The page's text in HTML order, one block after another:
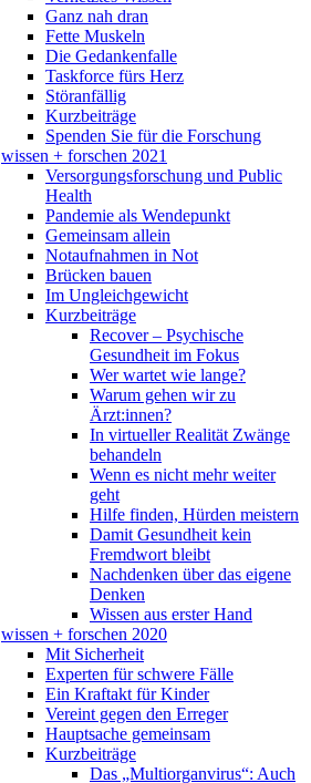
Ganz nah dran
Fette Muskeln
Die Gedankenfalle
Taskforce fürs Herz
Störanfällig
Kurzbeiträge
Spenden Sie für die Forschung
wissen + forschen 2021
Versorgungsforschung und Public
Health
Pandemie als Wendepunkt
Gemeinsam allein
Notaufnahmen in Not
Brücken bauen
Im Ungleichgewicht
Kurzbeiträge
Recover – Psychische
Gesundheit im Fokus
Wer wartet wie lange?
Warum gehen wir zu
Ärzt:innen?
In virtueller Realität Zwänge
behandeln
Wenn es nicht mehr weiter
geht
Hilfe finden, Hürden meistern
Damit Gesundheit kein
Fremdwort bleibt
Nachdenken über das eigene
Denken
Wissen aus erster Hand
wissen + forschen 2020
Mit Sicherheit
Experten für schwere Fälle
Ein Kraftakt für Kinder
Vereint gegen den Erreger
Hauptsache gemeinsam
Kurzbeiträge
Das „Multiorganvirus“: Auch